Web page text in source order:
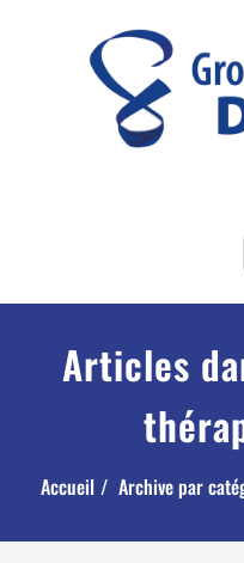
Articles
Accueil Archive par